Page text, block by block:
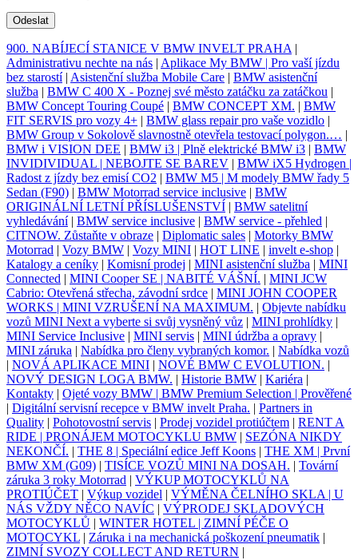
Odeslat
900. NABÍJECÍ STANICE V BMW INVELT PRAHA |
Administrativu nechte na nás | Aplikace My BMW | Pro vaší jízdu
bez starostí| Asistenční služba Mobile Care | BMW asistenční
služba | BMW C 400 X - Poznej své město zatáčku za zatáčkou |
BMW Concept Touring Coupé | BMW CONCEPT XM. | BMW
FIT SERVIS pro vozy 4+ | BMW glass repair pro vaše vozidlo |
BMW Group v Sokolově slavnostně otevřela testovací polygon.… |
BMW i VISION DEE | BMW i3 | Plně elektrické BMW i3 | BMW
INVIDIVIDUAL | NEBOJTE SE BAREV | BMW iX5 Hydrogen |
Radost z jízdy bez emisí CO2 | BMW M5 | M modely BMW řady 5
Sedan (F90) | BMW Motorrad service inclusive | BMW
ORIGINÁLNÍ LETNÍ PŘÍSLUŠENSTVÍ | BMW satelitní
vyhledávání| BMW service inclusive | BMW service - přehled |
CITNOW. Zůstaňte v obraze | Diplomatic sales | Motorky BMW
Motorrad | Vozy BMW | Vozy MINI | HOT LINE | invelt e-shop |
Katalogy a ceníky | Komisní prodej | MINI asistenční služba | MINI
Connected | MINI Cooper SE | NABITÉ VÁŠNÍ. | MINI JCW
Cabrio: Otevřená střecha, závodní srdce | MINI JOHN COOPER
WORKS | MINI VZRUŠENÍ NA MAXIMUM. | Objevte nabídku
vozů MINI Next a vyberte si svůj vysněný vůz | MINI prohlídky |
MINI Service Inclusive | MINI servis | MINI údržba a opravy |
MINI záruka | Nabídka pro členy vybraných komor. | Nabídka vozů
| NOVÁ APLIKACE MINI | NOVÉ BMW C EVOLUTION. |
NOVÝ DESIGN LOGA BMW. | Historie BMW | Kariéra |
Kontakty | Ojeté vozy BMW | BMW Premium Selection | Prověřené
| Digitální servisní recepce v BMW invelt Praha. | Partners in
Quality | Pohotovostní servis | Prodej vozidel protiúčtem | RENT A
RIDE | PRONÁJEM MOTOCYKLU BMW | SEZÓNA NIKDY
NEKONČÍ. | THE 8 | Speciální edice Jeff Koons | THE XM | První
BMW XM (G09) | TISÍCE VOZŮ MINI NA DOSAH. | Tovární
záruka 3 roky Motorrad | VÝKUP MOTOCYKLŮ NA
PROTIÚČET | Výkup vozidel | VÝMĚNA ČELNÍHO SKLA | U
NÁS VŽDY NĚCO NAVÍC | VÝPRODEJ SKLADOVÝCH
MOTOCYKLŮ | WINTER HOTEL | ZIMNÍ PÉČE O
MOTOCYKL | Záruka i na mechanická poškození pneumatik |
ZIMNÍ SVOZY COLLECT AND RETURN |